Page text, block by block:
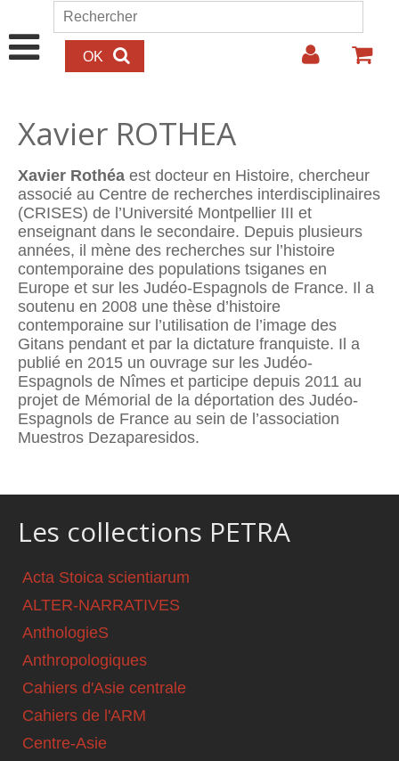
Aller au contenu principal
Formulaire de recherche
Rechercher
Xavier ROTHEA
Xavier Rothéa est docteur en Histoire, chercheur
associé au Centre de recherches interdisciplinaires
(CRISES) de l’Université Montpellier III et
enseignant dans le secondaire. Depuis plusieurs
années, il mène des recherches sur l’histoire
contemporaine des populations tsiganes en
Europe et sur les Judéo-Espagnols de France. Il a
soutenu en 2008 une thèse d’histoire
contemporaine sur l’utilisation de l’image des
Gitans pendant et par la dictature franquiste. Il a
publié en 2015 un ouvrage sur les Judéo-
Espagnols de Nîmes et participe depuis 2011 au
projet de Mémorial de la déportation des Judéo-
Espagnols de France au sein de l’association
Muestros Dezaparesidos.
Les collections PETRA
Acta Stoica scientiarum
ALTER-NARRATIVES
AnthologieS
Anthropologiques
Cahiers d'Asie centrale
Cahiers de l'ARM
Centre-Asie